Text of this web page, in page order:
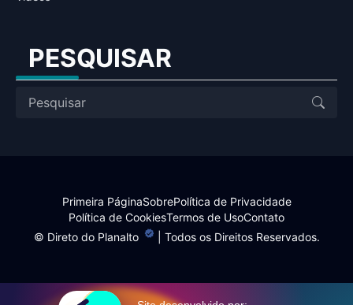
PESQUISAR
© Direto do Planalto | Todos os Direitos Reservados.
Primeira PáginaSobrePolítica de Privacidade
Política de CookiesTermos de UsoContato